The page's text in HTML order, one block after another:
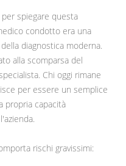
spiegare questa
condotto era una
diagnostica moderna.
alla scomparsa del
Chi oggi rimane
per essere un semplice
propria capacità
rischi gravissimi: